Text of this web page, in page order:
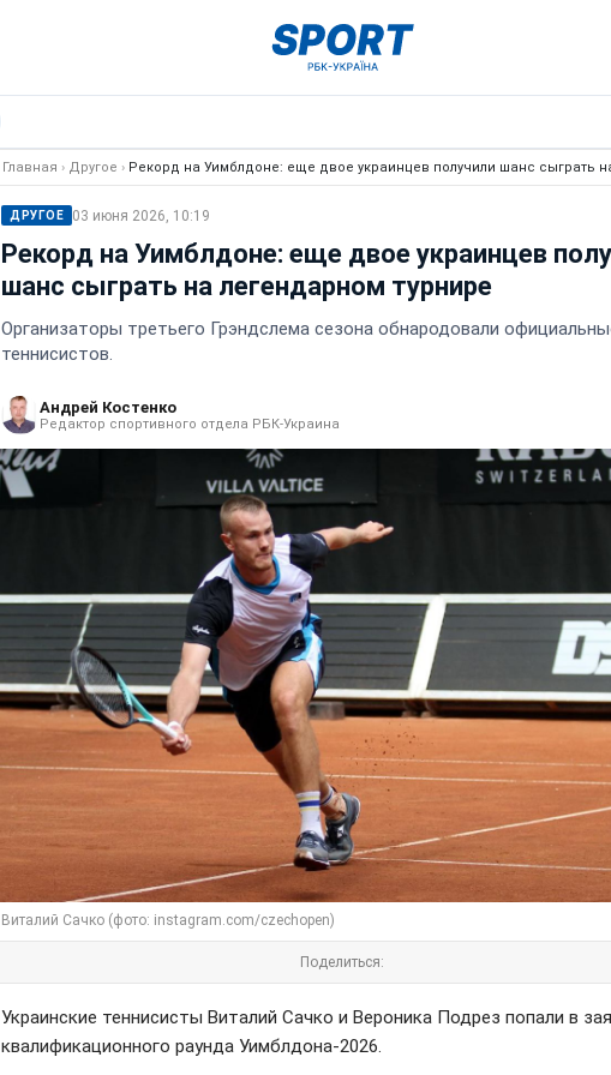
Главная › Другое › Рекорд на Уимблдоне: еще двое украинцев получили шанс сыграть
ДРУГОЕ 03 июня 2026, 10:19
Рекорд на Уимблдоне: еще двое украинцев
шанс сыграть на легендарном турнире
Организаторы третьего Грэндслема сезона обнародовали
теннисистов.
Андрей Костенко
Редактор спортивного отдела РБК-Украина
Виталий Сачко (фото: instagram.com/czechopen)
Поделиться:
Украинские теннисисты Виталий Сачко и Вероника Подрез попали в
квалификационного раунда Уимблдона-2026.